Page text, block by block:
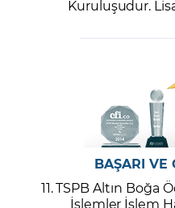
Kuruluşudur.
BAŞARI VE
11. TSPB Altın Boğa
İşlemler İşlem